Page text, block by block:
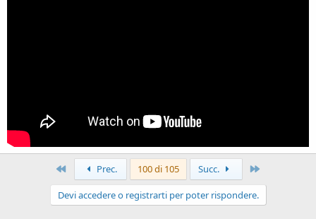
Primo Prec. 100 di 105 Succ.
Devi accedere o registrarti per poter rispondere.